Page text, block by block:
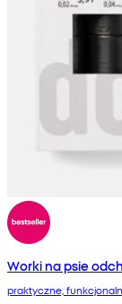
Worki na psie
praktyczne,